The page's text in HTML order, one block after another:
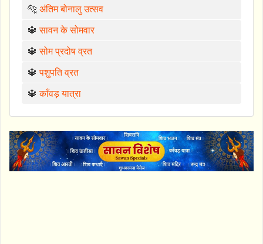
🐅 अंतिम बोनालु उत्सव
🔱सावन के सोमवार
🔱सोम प्रदोष व्रत
🔱पशुपति व्रत
🔱काँवड़ यात्रा